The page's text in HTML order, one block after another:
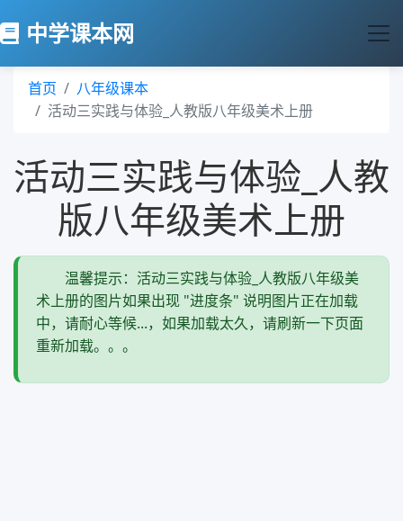
中学课本网
首页
八年级课本
活动三实践与体验_人教版八年级美术上册
活动三实践与体验_人教
版八年级美术上册
温馨提示：活动三实践与体验_人教版八年级美
术上册的图片如果出现 "进度条" 说明图片正在加载
中，请耐心等候...，如果加载太久，请刷新一下页面
重新加载。。。